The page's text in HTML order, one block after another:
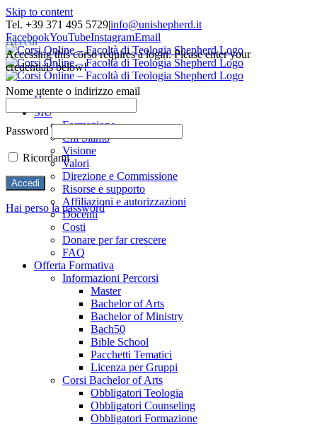
Skip to content
Tel. +39 371 495 5729|info@unishepherd.it
FacebookYouTubeInstagramEmail
Home
SIU
Formazione
Chi Siamo
Visione
Valori
Direzione e Commissione
Risorse e supporto
Affiliazioni e autorizzazioni
Docenti
Costi
Donare per far crescere
FAQ
Offerta Formativa
Informazioni Percorsi
Master
Bachelor of Arts
Bachelor of Ministry
Bach50
Bible School
Pacchetti Tematici
Licenza per Gruppi
Corsi Bachelor of Arts
Obbligatori Teologia
Obbligatori Counseling
Obbligatori Formazione
Accedi
Accessing this corso requires a login. Please enter your
credentials below!
Nome utente o indirizzo email
Password
Ricordami
Hai perso la password